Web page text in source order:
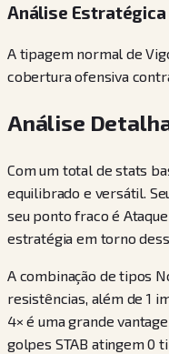
Análise Estratégica
A tipagem normal de
cobertura ofensiva
Análise
Com um total de stats
equilibrado e versátil.
seu ponto fraco é
estratégia em torno
A combinação de tipos
resistências, além de 1
4× é uma grande
golpes STAB atingem 0